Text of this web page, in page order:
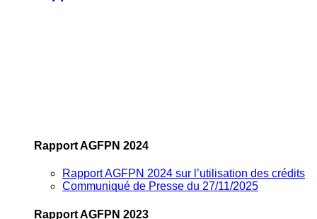
Rapport AGFPN 2024
Rapport AGFPN 2024 sur l’utilisation des crédits
Communiqué de Presse du 27/11/2025
Rapport AGFPN 2023